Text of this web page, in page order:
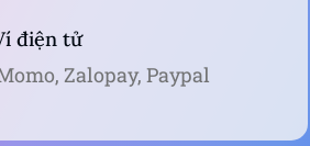
điện tử
Zalopay, Paypal